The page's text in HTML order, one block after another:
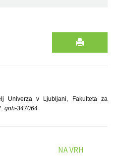
Univerza v Ljubljani, Fakulteta za
gnh-347064
NA VRH